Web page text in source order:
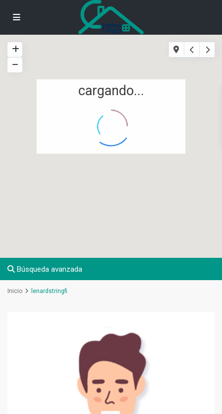
cargando...
Búsqueda avanzada
Inicio lenardstringfi